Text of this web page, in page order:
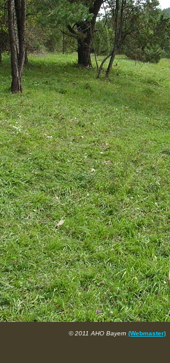
© 2011 AHO Bayern (Webmaster)